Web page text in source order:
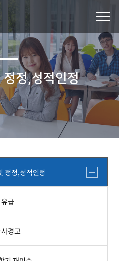
정정,성적인정
정정,성적인정
유급
경고